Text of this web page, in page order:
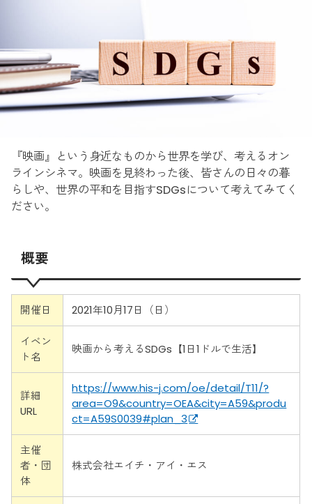
『映画』という身近なものから世界を学び、考えるオン
ラインシネマ。映画を見終わった後、皆さんの日々の暮
らしや、世界の平和を目指すSDGsについて考えてみてく
ださい。
概要
開催日 2021年10月17日（日）
イベン
ト名
映画から考えるSDGs【1日1ドルで生活】
詳細
URL
https://www.his-j.com/oe/detail/T11/?
area=O9&country=OEA&city=A59&produ
ct=A59S0039#plan_3
主催
者・団
体
株式会社エイチ・アイ・エス